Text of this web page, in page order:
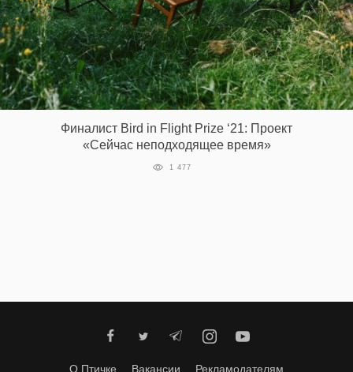
Финалист Bird in Flight Prize ‘21: Проект
«Сейчас неподходящее время»
1 477
О Птичке Вакансии Рекламодателям